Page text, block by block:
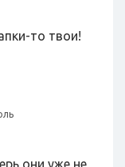
то твои!
они уже не